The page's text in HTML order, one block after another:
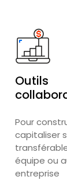
Outils
Pour
capitaliser
équipe ou
entreprise